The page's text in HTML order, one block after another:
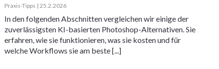
Praxis-Tipps | 25.2.2026
In den folgenden Abschnitten vergleichen wir einige der
zuverlässigsten KI-basierten Photoshop-Alternativen. Sie
erfahren, wie sie funktionieren, was sie kosten und für
welche Workflows sie am beste [...]